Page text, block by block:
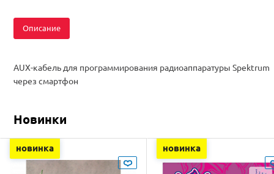
Описание
AUX-кабель для программирования радиоаппаратуры Spektrum
через смартфон
Новинки
новинка новинка